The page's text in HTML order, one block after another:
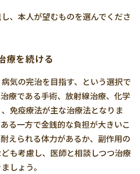
、本人が望むものを選んでくださ
療を続ける
気の完治を目指す、という選択で
療である手術、放射線治療、化学
免疫療法が主な治療法となりま
る一方で金銭的な負担が大きいこ
えられる体力があるか、副作用の
も考慮し、医師と相談しつつ治療
しょう。